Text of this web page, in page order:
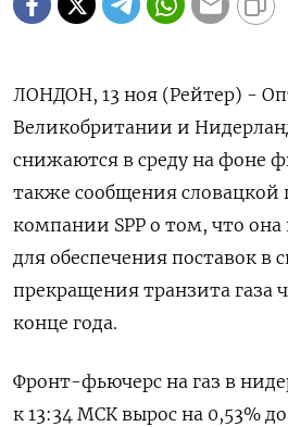
ЛОНДОН, 13 ноя (Рейтер) -
Великобритании и
снижаются в среду на фоне
также сообщения словацкой
компании SPP о том, что
для обеспечения поставок в
прекращения транзита газа
конце года.
Фронт-фьючерс на газ в
к 13:34 МСК вырос на 0,53%